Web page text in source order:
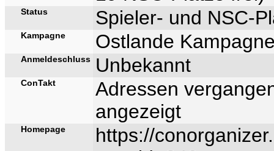
Status Spieler- und NSC-
Kampagne Ostlande
Anmeldeschluss Unbekannt
ConTakt
Adressen
angezeigt
Homepage
https://